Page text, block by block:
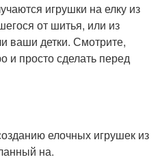
игрушки на елку из
от шитья, или из
ваши детки. Смотрите,
и просто сделать перед
елочных игрушек из
на.